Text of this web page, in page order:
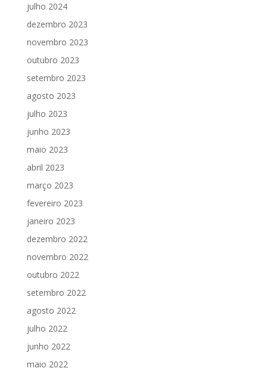
julho 2024
dezembro 2023
novembro 2023
outubro 2023
setembro 2023
agosto 2023
julho 2023
junho 2023
maio 2023
abril 2023
março 2023
fevereiro 2023
janeiro 2023
dezembro 2022
novembro 2022
outubro 2022
setembro 2022
agosto 2022
julho 2022
junho 2022
maio 2022